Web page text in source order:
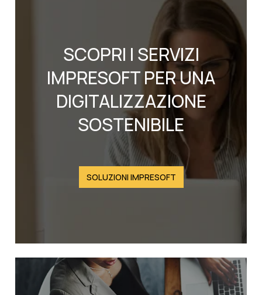
SCOPRI I SERVIZI
IMPRESOFT PER UNA
DIGITALIZZAZIONE
SOSTENIBILE
SOLUZIONI IMPRESOFT